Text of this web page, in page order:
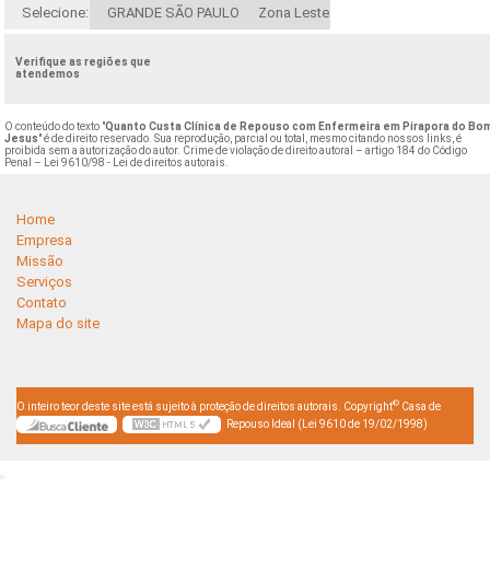
Selecione: GRANDE SÃO PAULO Zona Leste
Verifique as regiões que
atendemos
O conteúdo do texto "Quanto Custa Clínica de Repouso com Enfermeira em Pirapora do
Jesus" é de direito reservado. Sua reprodução, parcial ou total, mesmo citando nossos links, é
proibida sem a autorização do autor. Crime de violação de direito autoral – artigo 184 do Código
Penal –
Lei 9610/98 - Lei de direitos autorais
Home
Empresa
Missão
Serviços
Contato
Mapa do site
O inteiro teor deste site está sujeito à proteção de direitos autorais. Copyright© Casa de
Repouso Ideal (Lei 9610 de 19/02/1998)